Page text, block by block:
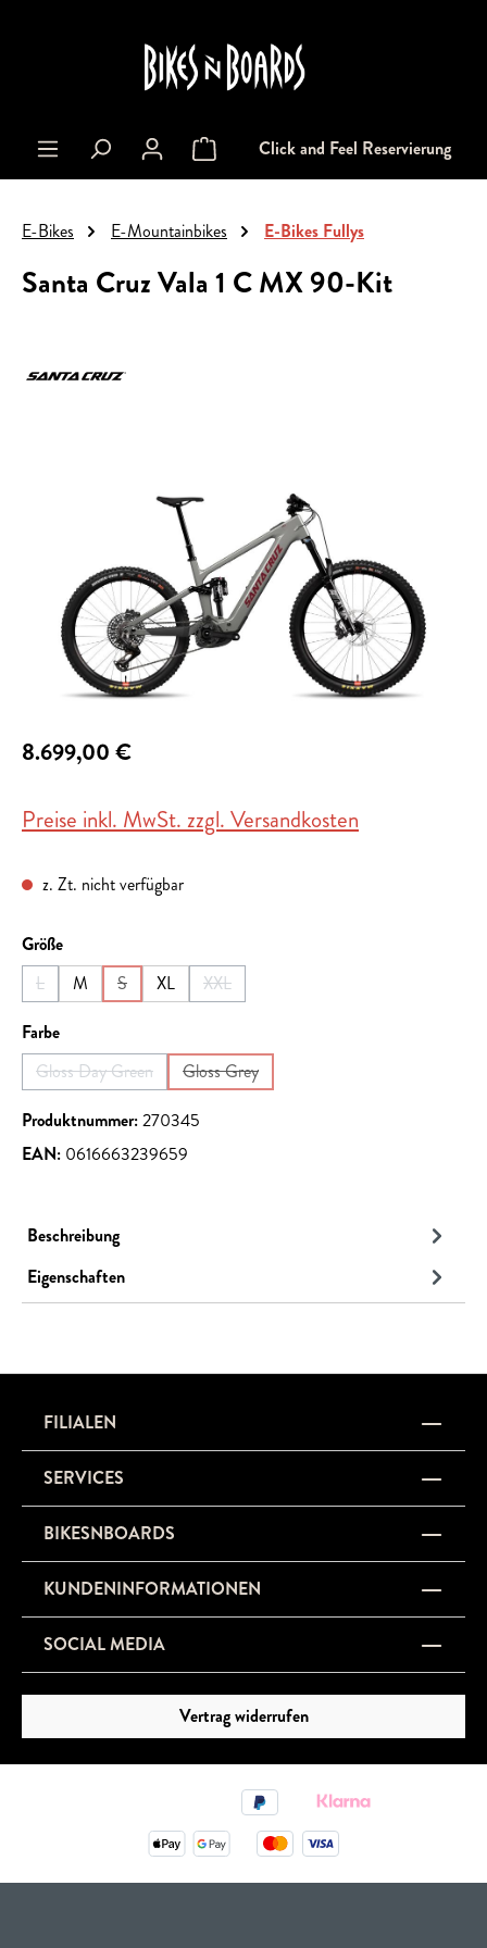
Warenkorb enthält 0 Positionen. Der
Click and Feel Reservierung
E-Bikes E-Mountainbikes E-Bikes Fullys
Santa Cruz Vala 1 C MX 90-Kit
8.699,00 €
Preise inkl. MwSt. zzgl. Versandkosten
z. Zt. nicht verfügbar
Größeauswählen
L
(Diese Option ist zurzeit nicht verfügbar.)
M S
(Diese Option ist zurzeit nicht verfügbar.)
XL XXL
(Diese Option ist zurzeit nicht verfügbar.)
Farbeauswählen
Gloss Day Green
(Diese Option ist zurzeit nicht verfügbar.)
Gloss Grey
(Diese Option ist zurzeit nicht verfügbar.)
Produktnummer:270345
EAN: 0616663239659
Beschreibung
Eigenschaften
FILIALEN
SERVICES
BIKESNBOARDS
KUNDENINFORMATIONEN
SOCIAL MEDIA
Vertrag widerrufen